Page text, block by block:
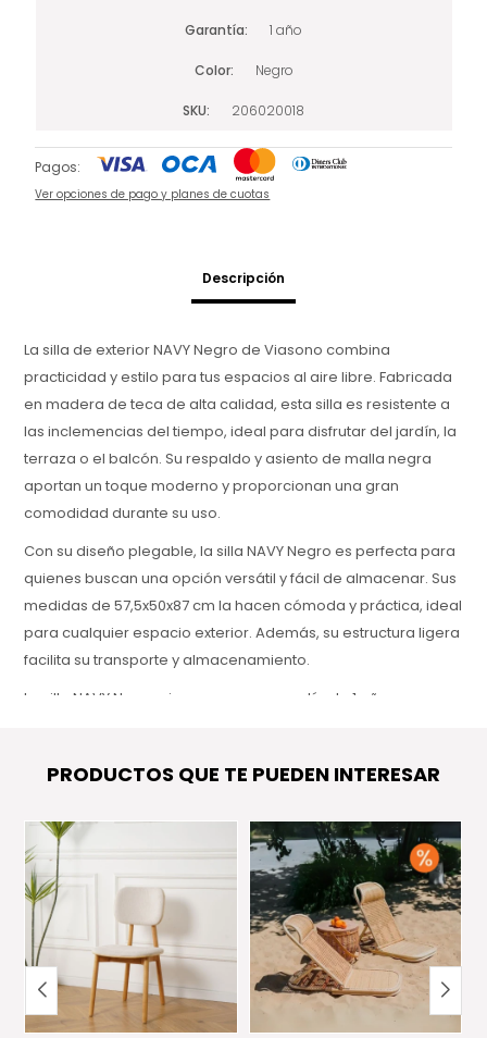
Garantía 1 año
Color Negro
SKU 206020018
Pagos:
Ver opciones de pago y planes de cuotas
Descripción
La silla de exterior NAVY Negro de Viasono combina
practicidad y estilo para tus espacios al aire libre. Fabricada
en madera de teca de alta calidad, esta silla es resistente a
las inclemencias del tiempo, ideal para disfrutar del jardín, la
terraza o el balcón. Su respaldo y asiento de malla negra
aportan un toque moderno y proporcionan una gran
comodidad durante su uso.
Con su diseño plegable, la silla NAVY Negro es perfecta para
quienes buscan una opción versátil y fácil de almacenar. Sus
medidas de 57,5x50x87 cm la hacen cómoda y práctica, ideal
para cualquier espacio exterior. Además, su estructura ligera
facilita su transporte y almacenamiento.
La silla NAVY Negro viene con una garantía de 1 año,
estilizada para quienes desean crear un ambiente cómodo y
PRODUCTOS QUE TE PUEDEN INTERESAR